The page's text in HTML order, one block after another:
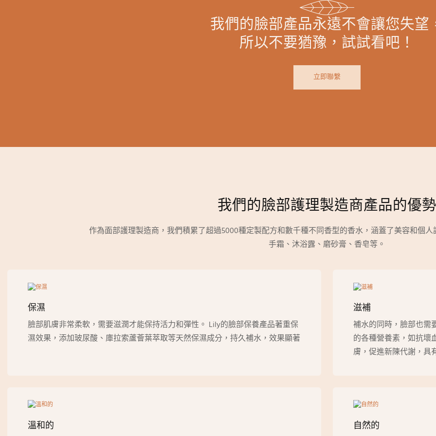
我們的臉部產品永遠不會讓您失望
所以不要猶豫，試試看吧！
立即聯繫
我們的臉部護理製造商產品的優勢
作為面部護理製造商，我們積累了超過5000種定製配方和數千種不同香型的香水，涵蓋了美容和個
手霜、沐浴露、磨砂膏、香皂等。
保濕
臉部肌膚非常柔軟，需要滋潤才能保持活力和彈性。 Lily的臉部保養產品著重保
濕效果，添加玻尿酸、庫拉索蘆薈葉萃取等天然保濕成分，持久補水，效果顯著
滋補
補水的同時，臉部也需
的各種營養素，如抗壞
膚，促進新陳代謝，具
溫和的 自然的